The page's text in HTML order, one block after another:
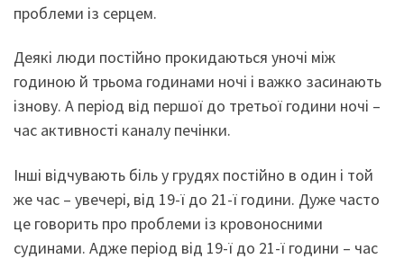
проблеми із серцем.
Деякі люди постійно прокидаються уночі між
годиною й трьома годинами ночі і важко засинають
ізнову. А період від першої до третьої години ночі –
час активності каналу печінки.
Інші відчувають біль у грудях постійно в один і той
же час – увечері, від 19-ї до 21-ї години. Дуже часто
це говорить про проблеми із кровоносними
судинами. Адже період від 19-ї до 21-ї години – час